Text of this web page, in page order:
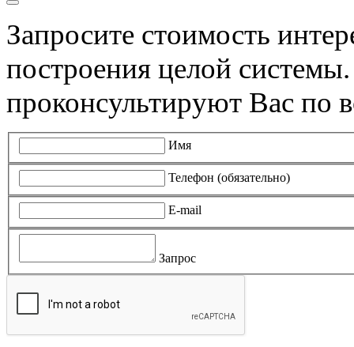
Запросите стоимость
построения целой
проконсультируют Вас по
Имя
Телефон (обязательно)
E-mail
Запрос